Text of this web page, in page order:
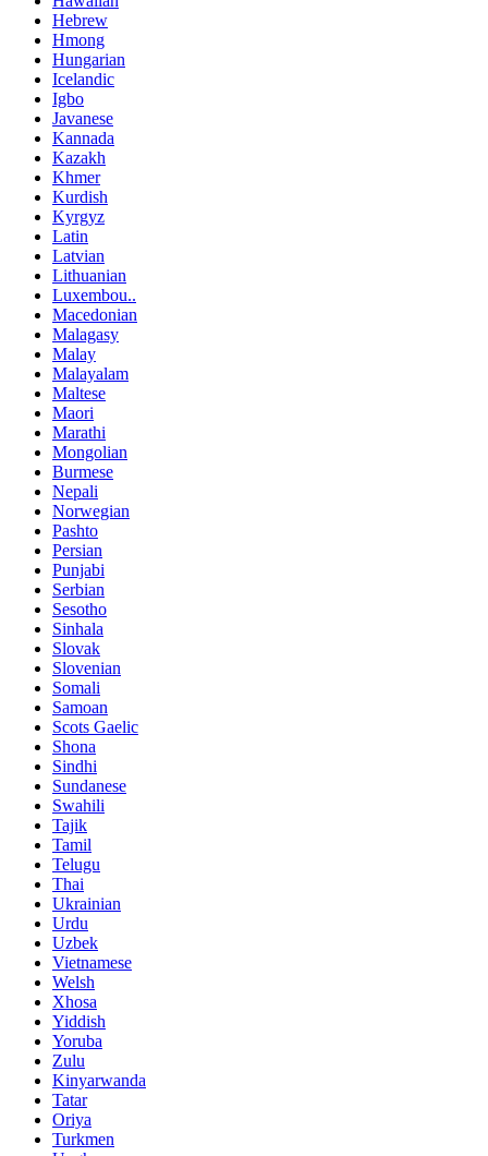
Hebrew
Hmong
Hungarian
Icelandic
Igbo
Javanese
Kannada
Kazakh
Khmer
Kurdish
Kyrgyz
Latin
Latvian
Lithuanian
Luxembou..
Macedonian
Malagasy
Malay
Malayalam
Maltese
Maori
Marathi
Mongolian
Burmese
Nepali
Norwegian
Pashto
Persian
Punjabi
Serbian
Sesotho
Sinhala
Slovak
Slovenian
Somali
Samoan
Scots Gaelic
Shona
Sindhi
Sundanese
Swahili
Tajik
Tamil
Telugu
Thai
Ukrainian
Urdu
Uzbek
Vietnamese
Welsh
Xhosa
Yiddish
Yoruba
Zulu
Kinyarwanda
Tatar
Oriya
Turkmen